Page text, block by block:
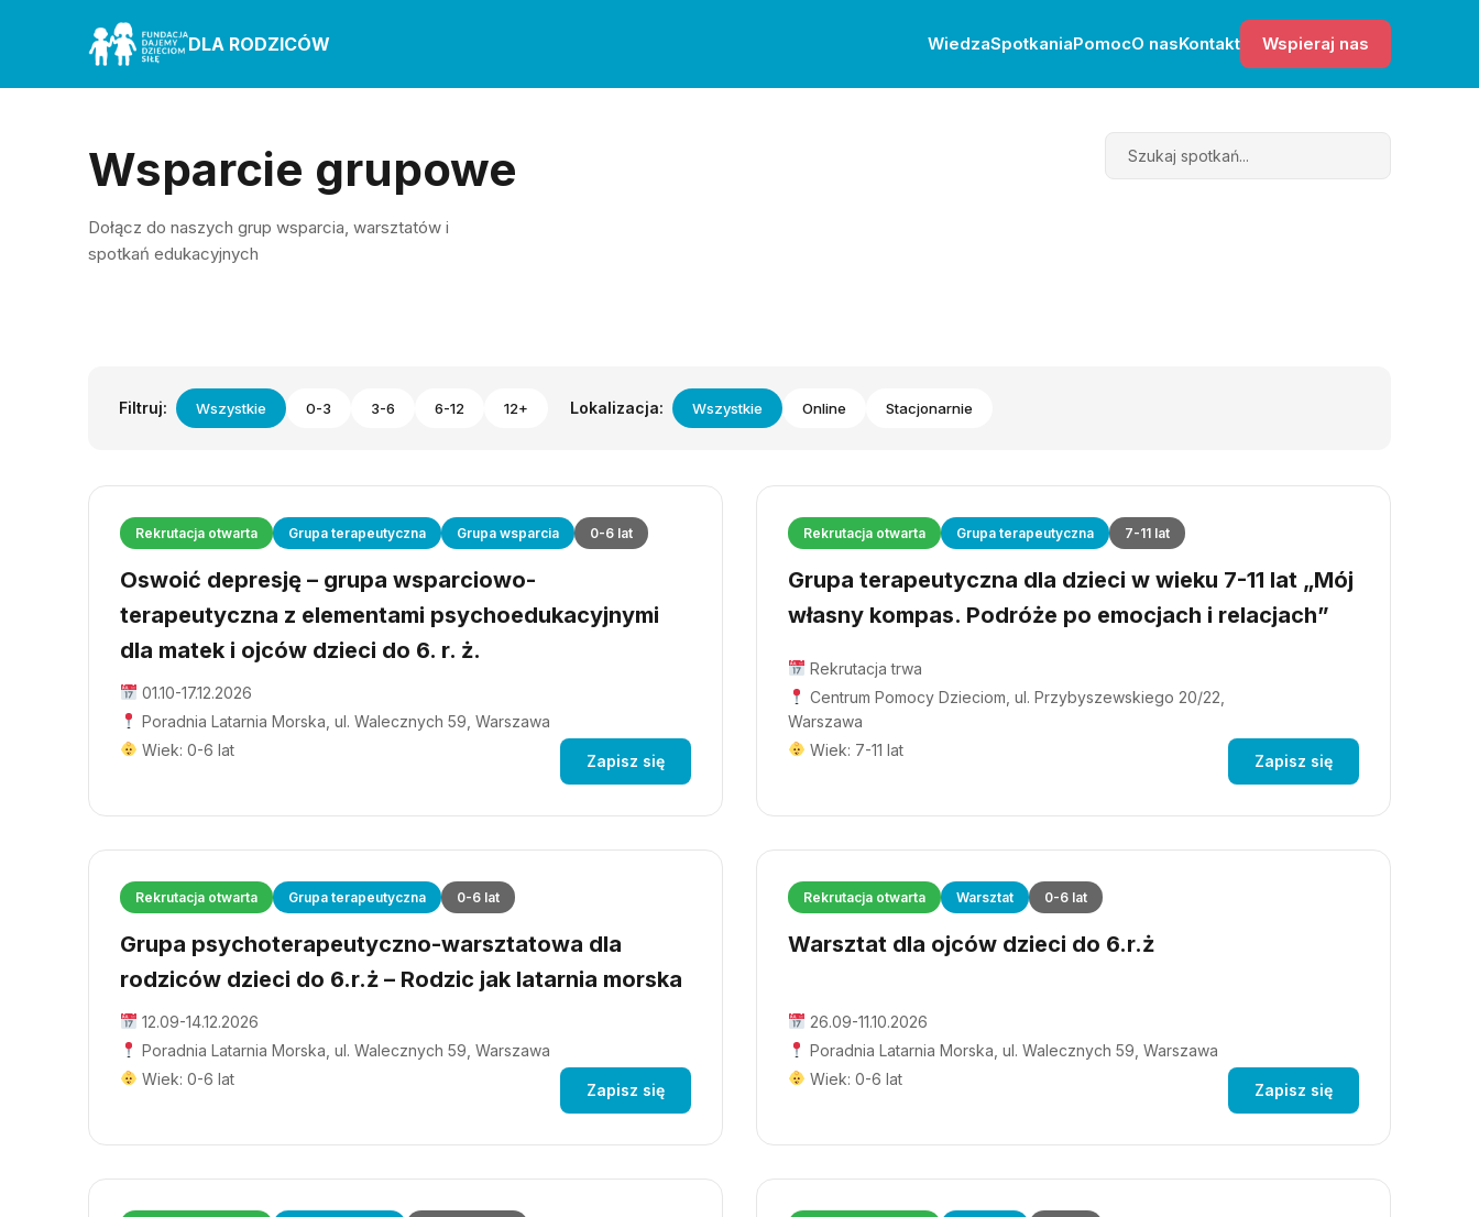
DLA RODZICÓW WiedzaSpotkaniaPomocO nasKontakt Wspieraj nas
Wsparcie grupowe
Dołącz do naszych grup wsparcia, warsztatów i
spotkań edukacyjnych
Search
Filtruj: Wszystkie 0-3 3-6 6-12 12+ Lokalizacja: Wszystkie Online Stacjonarnie
Rekrutacja otwarta Grupa terapeutyczna Grupa wsparcia 0-6 lat
Oswoić depresję – grupa wsparciowo-
terapeutyczna z elementami psychoedukacyjnymi
dla matek i ojców dzieci do 6. r. ż.
01.10-17.12.2026
Poradnia Latarnia Morska, ul. Walecznych 59, Warszawa
Wiek: 0-6 lat
Zapisz się
Rekrutacja otwarta Grupa terapeutyczna 7-11 lat
Grupa terapeutyczna dla dzieci w wieku 7-11 lat „Mój
własny kompas. Podróże po emocjach i relacjach”
Rekrutacja trwa
Centrum Pomocy Dzieciom, ul. Przybyszewskiego 20/22,
Warszawa
Wiek: 7-11 lat
Zapisz się
Rekrutacja otwarta Grupa terapeutyczna 0-6 lat
Grupa psychoterapeutyczno-warsztatowa dla
rodziców dzieci do 6.r.ż – Rodzic jak latarnia morska
12.09-14.12.2026
Poradnia Latarnia Morska, ul. Walecznych 59, Warszawa
Wiek: 0-6 lat
Zapisz się
Rekrutacja otwarta Warsztat 0-6 lat
Warsztat dla ojców dzieci do 6.r.ż
26.09-11.10.2026
Poradnia Latarnia Morska, ul. Walecznych 59, Warszawa
Wiek: 0-6 lat
Zapisz się